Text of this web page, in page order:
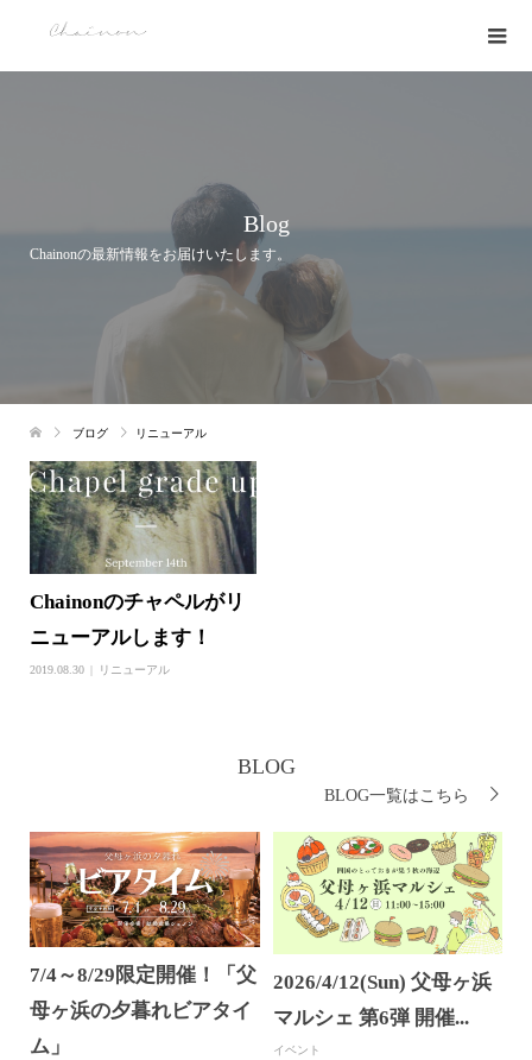
Blog
Chainonの最新情報をお届けいたします。
ブログ リニューアル
Chainonのチャペルがリ
ニューアルします！
2019.08.30 リニューアル
BLOG
BLOG一覧はこちら
7/4～8/29限定開催！「父
母ヶ浜の夕暮れビアタイ
ム」
2026/4/12(Sun) 父母ヶ浜
マルシェ 第6弾 開催...
イベント